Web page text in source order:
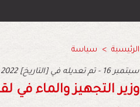
الرئيسية > سياسة
2022 سبتمبر 16 - تم تعديله في [التاريخ]
وزير التجهيز والماء